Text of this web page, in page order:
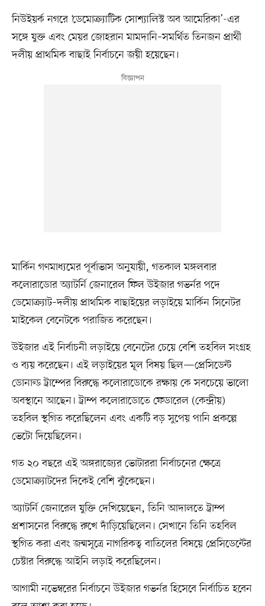
নিউইয়র্ক নগরে ‘ডেমোক্র্যাটিক সোশ্যালিস্ট অব আমেরিকা’-এর
সঙ্গে যুক্ত এবং মেয়র জোহরান মামদানি–সমর্থিত তিনজন প্রার্থী
দলীয় প্রাথমিক বাছাই নির্বাচনে জয়ী হয়েছেন।
মার্কিন গণমাধ্যমের পূর্বাভাস অনুযায়ী, গতকাল মঙ্গলবার
কলোরাডোর অ্যাটর্নি জেনারেল ফিল উইজার গভর্নর পদে
ডেমোক্র্যাট–দলীয় প্রাথমিক বাছাইয়ের লড়াইয়ে মার্কিন সিনেটর
মাইকেল বেনেটকে পরাজিত করেছেন।
উইজার এই নির্বাচনী লড়াইয়ে বেনেটের চেয়ে বেশি তহবিল সংগ্রহ
ও ব্যয় করেছেন। এই লড়াইয়ের মূল বিষয় ছিল—প্রেসিডেন্ট
ডোনাল্ড ট্রাম্পের বিরুদ্ধে কলোরাডোকে রক্ষায় কে সবচেয়ে ভালো
অবস্থানে আছেন। ট্রাম্প কলোরাডোতে ফেডারেল (কেন্দ্রীয়)
তহবিল স্থগিত করেছিলেন এবং একটি বড় সুপেয় পানি প্রকল্পে
ভেটো দিয়েছিলেন।
গত ২০ বছরে এই অঙ্গরাজ্যের ভোটাররা নির্বাচনের ক্ষেত্রে
ডেমোক্র্যাটদের দিকেই বেশি ঝুঁকেছেন।
অ্যাটর্নি জেনারেল যুক্তি দেখিয়েছেন, তিনি আদালতে ট্রাম্প
প্রশাসনের বিরুদ্ধে রুখে দাঁড়িয়েছিলেন। সেখানে তিনি তহবিল
স্থগিত করা এবং জন্মসূত্রে নাগরিকত্ব বাতিলের বিষয়ে প্রেসিডেন্টের
চেষ্টার বিরুদ্ধে আইনি লড়াই করেছিলেন।
আগামী নভেম্বরের নির্বাচনে উইজার গভর্নর হিসেবে নির্বাচিত হবেন